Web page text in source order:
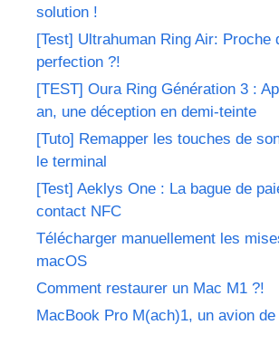
solution !
[Test] Ultrahuman Ring Air: Proche
perfection ?!
[TEST] Oura Ring Génération 3 :
an, une déception en demi-teinte
[Tuto] Remapper les touches de
le terminal
[Test] Aeklys One : La bague de
contact NFC
Télécharger manuellement les
macOS
Comment restaurer un Mac M1 ?!
MacBook Pro M(ach)1, un avion